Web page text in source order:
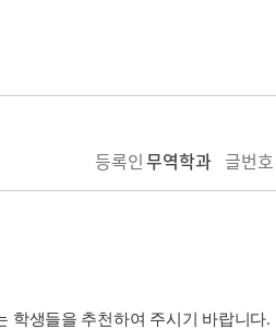
등록인무역학과 글번호
학생들을 추천하여 주시기 바랍니다.